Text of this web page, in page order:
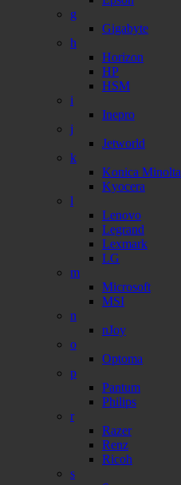
g
Gigabyte
h
Horizon
HP
HSM
i
Inepro
j
Jetworld
k
Konica Minolta
Kyocera
l
Lenovo
Legrand
Lexmark
LG
m
Microsoft
MSI
n
nJoy
o
Optoma
p
Pantum
Philips
r
Razer
Renz
Ricoh
s